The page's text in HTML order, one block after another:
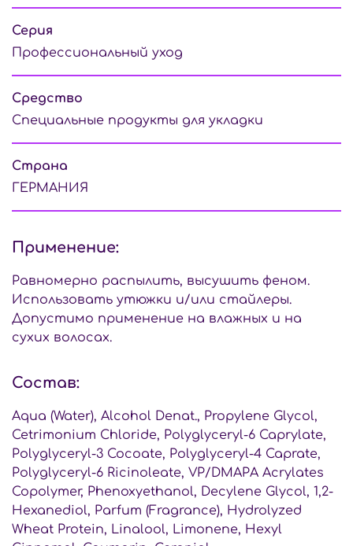
Серия
Профессиональный уход
Средство
Специальные продукты для укладки
Страна
ГЕРМАНИЯ
Применение:
Равномерно распылить, высушить феном.
Использовать утюжки и/или стайлеры.
Допустимо применение на влажных и на
сухих волосах.
Состав:
Aqua (Water), Alcohol Denat., Propylene Glycol,
Cetrimonium Chloride, Polyglyceryl-6 Caprylate,
Polyglyceryl-3 Cocoate, Polyglyceryl-4 Caprate,
Polyglyceryl-6 Ricinoleate, VP/DMAPA Acrylates
Copolymer, Phenoxyethanol, Decylene Glycol, 1,2-
Hexanediol, Parfum (Fragrance), Hydrolyzed
Wheat Protein, Linalool, Limonene, Hexyl